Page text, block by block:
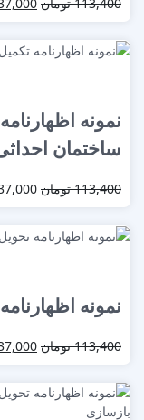
نمونه
ساختمان
113,400 تومان
نمونه
113,400 تومان